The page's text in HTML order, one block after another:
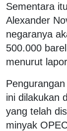
Sementara
Alexander
negaranya
500.000
menurut
ini dilakukan
yang telah
minyak